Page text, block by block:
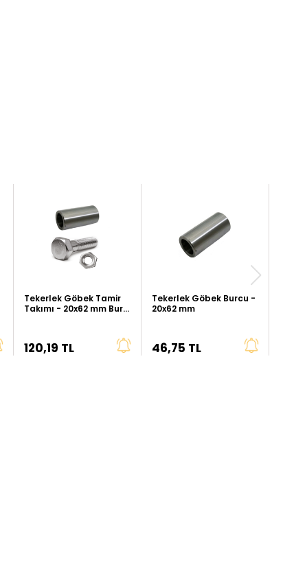
Tekerlek Göbek Tamir
Takımı - 20x62 mm Burç,
120,19 TL
Tekerlek Göbek Burcu -
20x62 mm
46,75 TL